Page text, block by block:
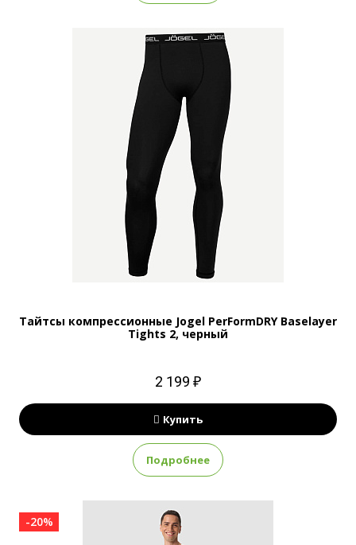
Тайтсы компрессионные Jogel PerFormDRY Baselayer
Tights 2, черный
2 199 ₽
Купить
Подробнее
-20%